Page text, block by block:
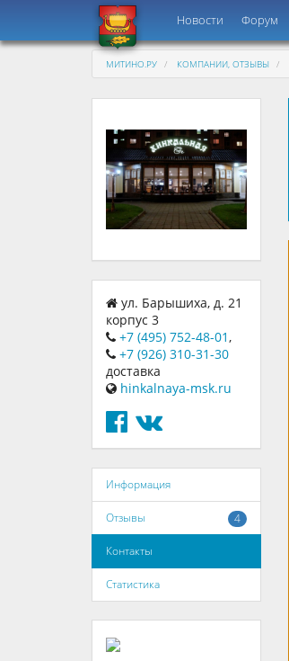
Новости Форум
МИТИНО.РУ КОМПАНИИ, ОТЗЫВЫ
ул. Барышиха, д. 21
корпус 3
+7 (495) 752-48-01,
+7 (926) 310-31-30
доставка
hinkalnaya-msk.ru
Информация
4
Отзывы
Контакты
Статистика